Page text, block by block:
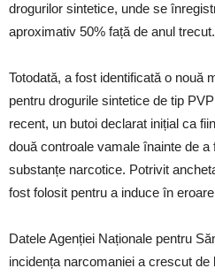
drogurilor sintetice, unde se
aproximativ 50% față de anul trecut.
Totodată, a fost identificată o nouă
pentru drogurile sintetice de tip
recent, un butoi declarat inițial ca
două controale vamale înainte de
substanțe narcotice. Potrivit
fost folosit pentru a induce în
Datele Agenției Naționale pentru
incidența narcomaniei a crescut